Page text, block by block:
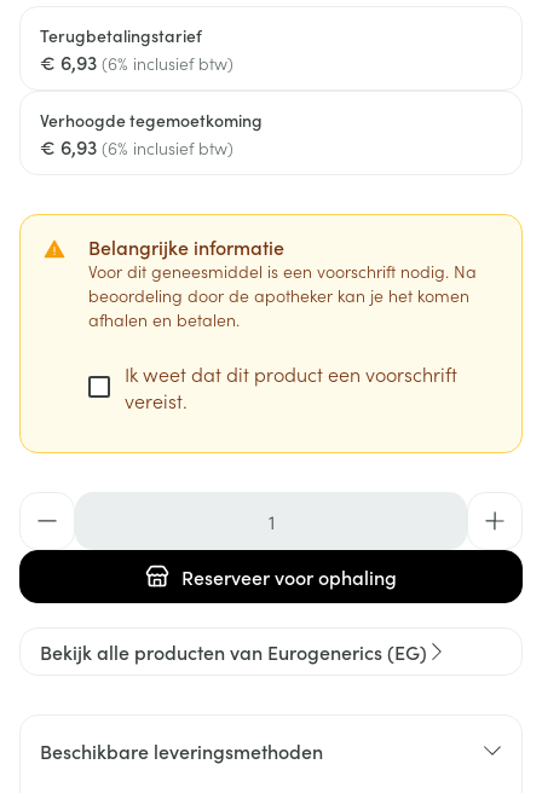
Terugbetalingstarief
€ 6,93 (6% inclusief btw)
Verhoogde tegemoetkoming
€ 6,93 (6% inclusief btw)
Belangrijke informatie
Voor dit geneesmiddel is een voorschrift nodig. Na
beoordeling door de apotheker kan je het komen
afhalen en betalen.
Ik weet dat dit product een voorschrift
vereist.
Reserveervoor ophaling
Bekijk alle producten van Eurogenerics (EG)
Beschikbare leveringsmethoden